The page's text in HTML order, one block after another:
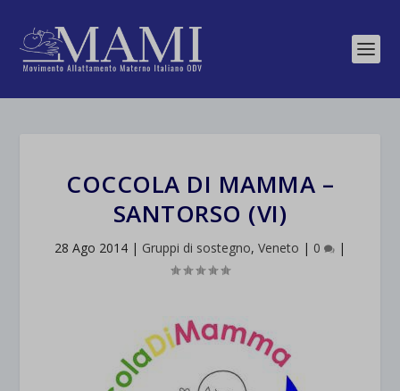
COCCOLA DI MAMMA –
SANTORSO (VI)
28 Ago 2014 | Gruppi di sostegno, Veneto | 0 |